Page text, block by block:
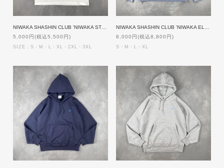
5,000円(税込5,500円)
SIZE：S・M・L・XL・2XL・3XL
8,000円(税込8,800円)
S・M・L・XL